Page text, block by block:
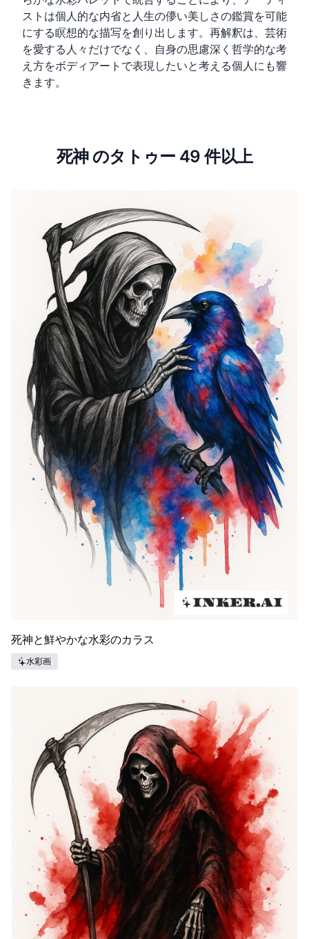
ストは個人的な内省と人生の儚い美しさの鑑賞を可能
にする瞑想的な描写を創り出します。再解釈は、芸術
を愛する人々だけでなく、自身の思慮深く哲学的な考
え方をボディアートで表現したいと考える個人にも響
きます。
死神 のタトゥー 49 件以上
死神と鮮やかな水彩のカラス
水彩画